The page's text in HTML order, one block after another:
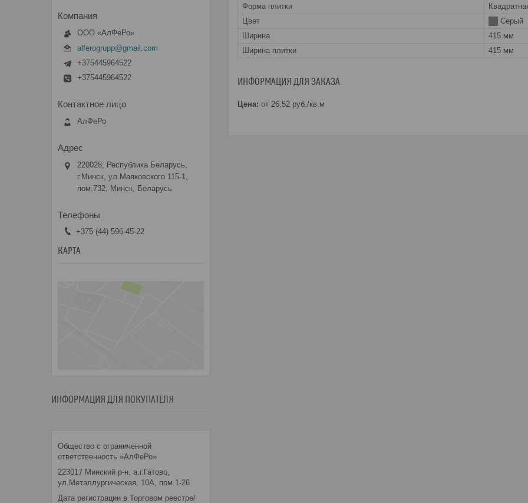
Форма плитки
Цвет
Серый
Ширина
415 мм
Ширина плитки
415 мм
ИНФОРМАЦИЯ ДЛЯ ЗАКАЗА
Цена: от 26,52 руб./кв.м
ООО «АлФеРо»
alferogrupp@gmail.com
+375445964522
+375445964522
АлФеРо
220028, Республика Беларусь,
г.Минск, ул.Маяковского 115-1,
пом.732, Минск, Беларусь
+375 (44) 596-45-22
КАРТА
ИНФОРМАЦИЯ ДЛЯ ПОКУПАТЕЛЯ
Общество с ограниченной
ответственность «АлФеРо»
223017 Минский р-н, а.г.Гатово,
ул.Металлургическая, 10А, пом.1-26
Дата регистрации в Торговом реестре/